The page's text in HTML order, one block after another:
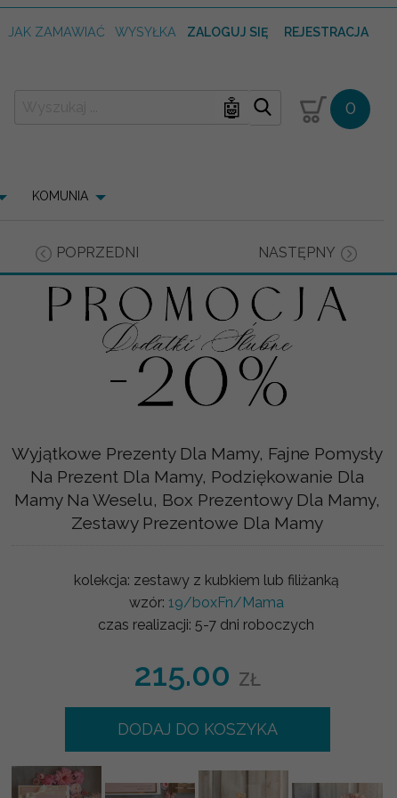
JAK ZAMAWIAĆ WYSYŁKA ZALOGUJ SIĘ REJESTRACJA
🤖 0
KOMUNIA
POPRZEDNI NASTĘPNY
Wyjątkowe Prezenty Dla Mamy, Fajne Pomysły
Na Prezent Dla Mamy, Podziękowanie Dla
Mamy Na Weselu, Box Prezentowy Dla Mamy,
Zestawy Prezentowe Dla Mamy
kolekcja: zestawy z kubkiem lub filiżanką
wzór: 19/boxFn/Mama
czas realizacji: 5-7 dni roboczych
215.00 ZŁ
DODAJ DO KOSZYKA